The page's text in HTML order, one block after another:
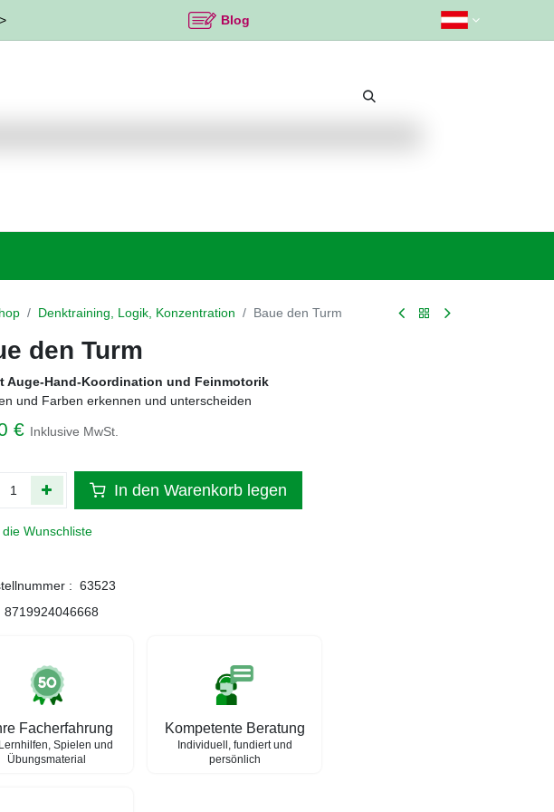
Blog
Denktraining, Logik, Konzentration Baue den Turm
den Turm
Auge-Hand-Koordination und Feinmotorik
und Farben erkennen und unterscheiden
€ Inklusive MwSt.
In den Warenkorb legen
die Wunschliste
: 63523
8719924046668
Facherfahrung
Spielen und
Übungsmaterial
Kompetente Beratung
Individuell, fundiert und
persönlich